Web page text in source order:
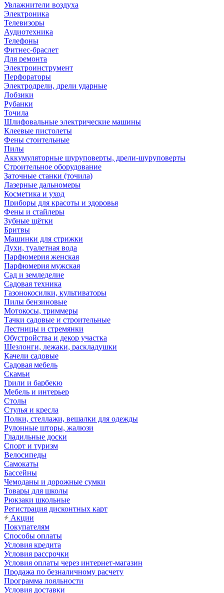
Увлажнители воздуха
Электроника
Телевизоры
Аудиотехника
Телефоны
Фитнес-браслет
Для ремонта
Электроинструмент
Перфораторы
Электродрели, дрели ударные
Лобзики
Рубанки
Точила
Шлифовальные электрические машины
Клеевые пистолеты
Фены стоительные
Пилы
Аккумуляторные шуруповерты, дрели-шуруповерты
Строительное оборудование
Заточные станки (точила)
Лазерные дальномеры
Косметика и уход
Приборы для красоты и здоровья
Фены и стайлеры
Зубные щётки
Бритвы
Машинки для стрижки
Духи, туалетная вода
Парфюмерия женская
Парфюмерия мужская
Сад и земледелие
Садовая техника
Газонокосилки, культиваторы
Пилы бензиновые
Мотокосы, триммеры
Тачки садовые и строительные
Лестницы и стремянки
Обустройства и декор участка
Шезлонги, лежаки, раскладушки
Качели садовые
Садовая мебель
Скамьи
Грили и барбекю
Мебель и интерьер
Столы
Стулья и кресла
Полки, стеллажи, вешалки для одежды
Рулонные шторы, жалюзи
Гладильные доски
Спорт и туризм
Велосипеды
Самокаты
Бассейны
Чемоданы и дорожные сумки
Товары для школы
Рюкзаки школьные
Регистрация дисконтных карт
Акции
Покупателям
Способы оплаты
Условия кредита
Условия рассрочки
Условия оплаты через интернет-магазин
Продажа по безналичному расчету
Программа лояльности
Условия доставки